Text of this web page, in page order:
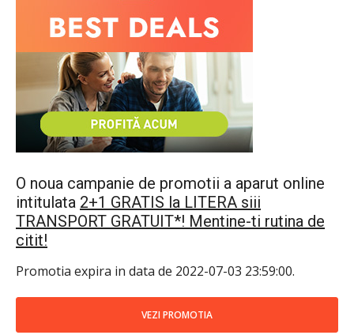
O noua campanie de promotii a aparut online
intitulata 2+1 GRATIS la LITERA siii
TRANSPORT GRATUIT*! Mentine-ti rutina de
citit!
Promotia expira in data de 2022-07-03 23:59:00.
VEZI PROMOTIA